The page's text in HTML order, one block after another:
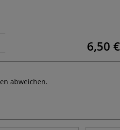
6,50 €
abweichen.